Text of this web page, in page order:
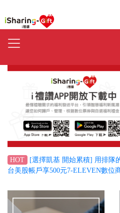
Previous
HOT
[選擇凱基 開始累積] 用排隊
台美股帳戶享500元7-ELEVEN數位